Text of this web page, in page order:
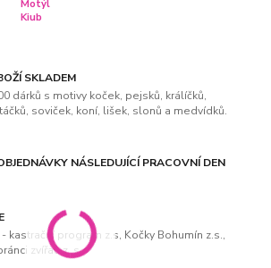
Motýl
Kiub
SKLADEM
dárků s motivy koček, pejsků, králíčků,
soviček, koní, lišek, slonů a medvídků.
NÁSLEDUJÍCÍ PRACOVNÍ DEN
kastrační program z.s, Kočky Bohumín z.s.,
zvířat, z. s